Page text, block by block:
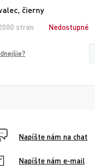
čierny
stran Nedostupné
Napíšte nám na chat
Napíšte nám e-mail